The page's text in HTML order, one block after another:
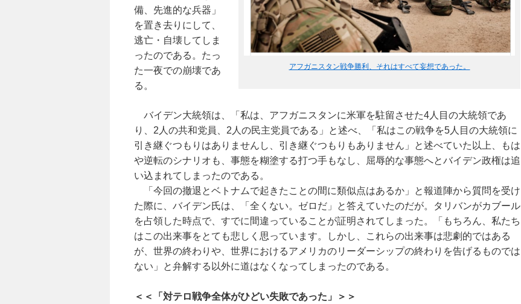
アフガニスタン戦争勝利、それはすべて妄想であった。
備、先進的な兵器」
を置き去りにして、
逃亡・自壊してしま
ったのである。たっ
た一夜での崩壊であ
る。
バイデン大統領は、「私は、アフガニスタンに米軍を駐留させた4人目の大統領であ
り、2人の共和党員、2人の民主党員である」と述べ、「私はこの戦争を5人目の大統領に
引き継ぐつもりはありませんし、引き継ぐつもりもありません」と述べていた以上、もは
や逆転のシナリオも、事態を糊塗する打つ手もなし、屈辱的な事態へとバイデン政権は追
い込まれてしまったのである。
「今回の撤退とベトナムで起きたことの間に類似点はあるか」と報道陣から質問を受け
た際に、バイデン氏は、「全くない。ゼロだ」と答えていたのだが。タリバンがカブール
を占領した時点で、すでに間違っていることが証明されてしまった。「もちろん、私たち
はこの出来事をとても悲しく思っています。しかし、これらの出来事は悲劇的ではある
が、世界の終わりや、世界におけるアメリカのリーダーシップの終わりを告げるものでは
ない」と弁解する以外に道はなくなってしまったのである。
＜＜「対テロ戦争全体がひどい失敗であった」＞＞